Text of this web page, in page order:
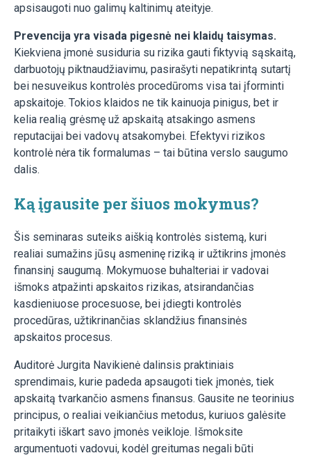
apsisaugoti nuo galimų kaltinimų ateityje.
Prevencija yra visada pigesnė nei klaidų taisymas.
Kiekviena įmonė susiduria su rizika gauti fiktyvią sąskaitą,
darbuotojų piktnaudžiavimu, pasirašyti nepatikrintą sutartį
bei nesuveikus kontrolės procedūroms visa tai įforminti
apskaitoje. Tokios klaidos ne tik kainuoja pinigus, bet ir
kelia realią grėsmę už apskaitą atsakingo asmens
reputacijai bei vadovų atsakomybei. Efektyvi rizikos
kontrolė nėra tik formalumas – tai būtina verslo saugumo
dalis.
Ką įgausite per šiuos mokymus?
Šis seminaras suteiks aiškią kontrolės sistemą, kuri
realiai sumažins jūsų asmeninę riziką ir užtikrins įmonės
finansinį saugumą. Mokymuose buhalteriai ir vadovai
išmoks atpažinti apskaitos rizikas, atsirandančias
kasdieniuose procesuose, bei įdiegti kontrolės
procedūras, užtikrinančias sklandžius finansinės
apskaitos procesus.
Auditorė Jurgita Navikienė dalinsis praktiniais
sprendimais, kurie padeda apsaugoti tiek įmonės, tiek
apskaitą tvarkančio asmens finansus. Gausite ne teorinius
principus, o realiai veikiančius metodus, kuriuos galėsite
pritaikyti iškart savo įmonės veikloje. Išmoksite
argumentuoti vadovui, kodėl greitumas negali būti